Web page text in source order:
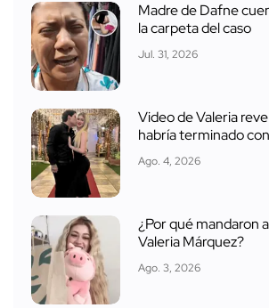
Madre de Dafne
la carpeta del caso
Jul. 31, 2026
Video de Valeria
habría terminado
Ago. 4, 2026
¿Por qué mandaron
Valeria Márquez?
Ago. 3, 2026